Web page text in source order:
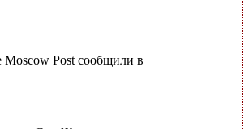
Post сообщили в